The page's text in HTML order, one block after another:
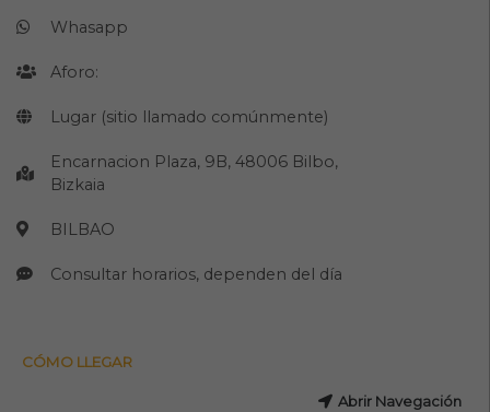
Whasapp
Aforo:
Lugar (sitio llamado comúnmente)
Encarnacion Plaza, 9B, 48006 Bilbo,
Bizkaia
BILBAO
Consultar horarios, dependen del día
CÓMO LLEGAR
Abrir Navegación